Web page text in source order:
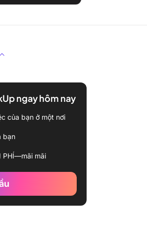
ngay hôm nay
của bạn ở một nơi
bạn
PHÍ—mãi mãi